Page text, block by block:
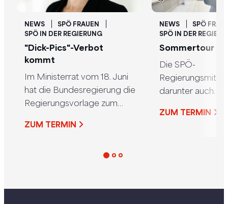
NEWS
SPÖ FRAUEN
SPÖ IN DER REGIERUNG
"Dick-Pics"-Verbot
kommt
Im Ministerrat vom 18. Juni
hat die Bundesregierung die
Regierungsvorlage zum
Penisbildern beschlossen.
ZUM TERMIN
NEWS
SPÖ
SPÖ IN DER
Sommertour
Die SPÖ-
darunter auch
ZUM TERMIN